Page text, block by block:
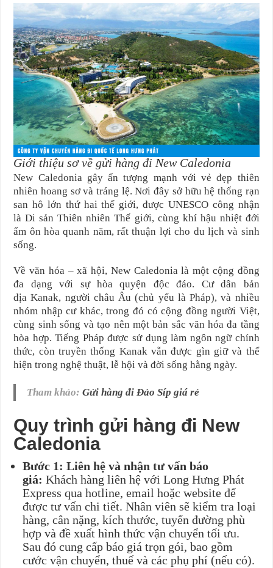
Giới thiệu sơ về gửi hàng đi New Caledonia
New Caledonia gây ấn tượng mạnh với vẻ đẹp thiên
nhiên hoang sơ và tráng lệ. Nơi đây sở hữu hệ thống rạn
san hô lớn thứ hai thế giới, được UNESCO công nhận
là Di sản Thiên nhiên Thế giới, cùng khí hậu nhiệt đới
ẩm ôn hòa quanh năm, rất thuận lợi cho du lịch và sinh
sống.
Về văn hóa – xã hội, New Caledonia là một cộng đồng
đa dạng với sự hòa quyện độc đáo. Cư dân bản
địa Kanak, người châu Âu (chủ yếu là Pháp), và nhiều
nhóm nhập cư khác, trong đó có cộng đồng người Việt,
cùng sinh sống và tạo nên một bản sắc văn hóa đa tầng
hòa hợp. Tiếng Pháp được sử dụng làm ngôn ngữ chính
thức, còn truyền thống Kanak vẫn được gìn giữ và thể
hiện trong nghệ thuật, lễ hội và đời sống hằng ngày.
Tham khảo:Gửi hàng đi Đảo Síp giá rẻ
Quy trình gửi hàng đi New
Caledonia
Bước 1: Liên hệ và nhận tư vấn báo
giá:Khách hàng liên hệ với Long Hưng Phát
Express qua hotline, email hoặc website để
được tư vấn chi tiết. Nhân viên sẽ kiểm tra loại
hàng, cân nặng, kích thước, tuyến đường phù
hợp và đề xuất hình thức vận chuyển tối ưu.
Sau đó cung cấp báo giá trọn gói, bao gồm
cước vận chuyển, thuế và các phụ phí (nếu có).